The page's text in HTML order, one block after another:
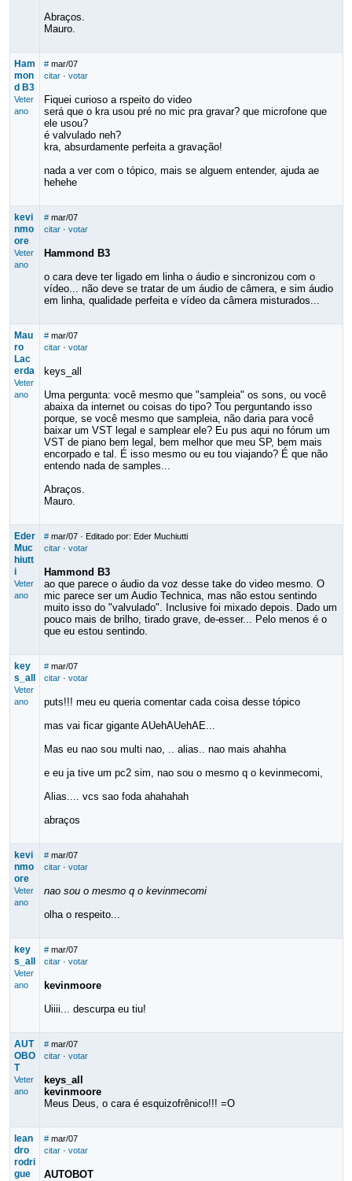
Abraços.
Mauro.
Ham
mon
d B3
Veter
ano
# mar/07
citar· votar
Fiquei curioso a rspeito do video
será que o kra usou pré no mic pra gravar? que microfone que
ele usou?
é valvulado neh?
kra, absurdamente perfeita a gravação!
nada a ver com o tópico, mais se alguem entender, ajuda ae
hehehe
kevi
nmo
ore
Veter
ano
# mar/07
citar· votar
Hammond B3
o cara deve ter ligado em linha o áudio e sincronizou com o
vídeo... não deve se tratar de um áudio de câmera, e sim áudio
em linha, qualidade perfeita e vídeo da câmera misturados...
Mau
ro
Lac
erda
Veter
ano
# mar/07
citar· votar
keys_all
Uma pergunta: você mesmo que "sampleia" os sons, ou você
abaixa da internet ou coisas do tipo? Tou perguntando isso
porque, se você mesmo que sampleia, não daria para você
baixar um VST legal e samplear ele? Eu pus aqui no fórum um
VST de piano bem legal, bem melhor que meu SP, bem mais
encorpado e tal. É isso mesmo ou eu tou viajando? É que não
entendo nada de samples...
Abraços.
Mauro.
Eder
Muc
hiutt
i
Veter
ano
# mar/07· Editado por: Eder Muchiutti
citar· votar
Hammond B3
ao que parece o áudio da voz desse take do video mesmo. O
mic parece ser um Audio Technica, mas não estou sentindo
muito isso do "valvulado". Inclusive foi mixado depois. Dado um
pouco mais de brilho, tirado grave, de-esser... Pelo menos é o
que eu estou sentindo.
key
s_all
Veter
ano
# mar/07
citar· votar
puts!!! meu eu queria comentar cada coisa desse tópico
mas vai ficar gigante AUehAUehAE...
Mas eu nao sou multi nao, .. alias.. nao mais ahahha
e eu ja tive um pc2 sim, nao sou o mesmo q o kevinmecomi,
Alias.... vcs sao foda ahahahah
abraços
kevi
nmo
ore
Veter
ano
# mar/07
citar· votar
nao sou o mesmo q o kevinmecomi
olha o respeito...
key
s_all
Veter
ano
# mar/07
citar· votar
kevinmoore
Uiiii... descurpa eu tiu!
AUT
OBO
T
Veter
ano
# mar/07
citar· votar
keys_all
kevinmoore
Meus Deus, o cara é esquizofrênico!!! =O
lean
dro
rodri
gue
# mar/07
citar· votar
AUTOBOT